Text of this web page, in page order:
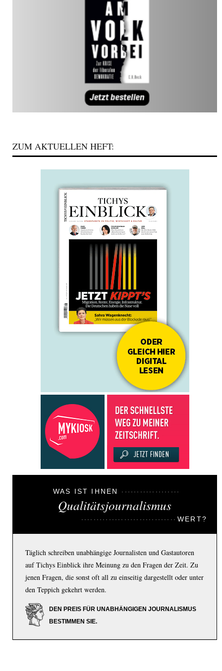
ZUM AKTUELLEN HEFT:
WAS IST IHNEN
Qualitätsjournalismus
WERT?
Täglich schreiben unabhängige Journalisten und Gastautoren
auf Tichys Einblick ihre Meinung zu den Fragen der Zeit. Zu
jenen Fragen, die sonst oft all zu einseitig dargestellt oder unter
den Teppich gekehrt werden.
DEN PREIS FÜR UNABHÄNGIGEN JOURNALISMUS
BESTIMMEN SIE.